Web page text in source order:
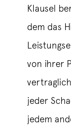
Klausel
dem das
von ihrer
jeder
jedem